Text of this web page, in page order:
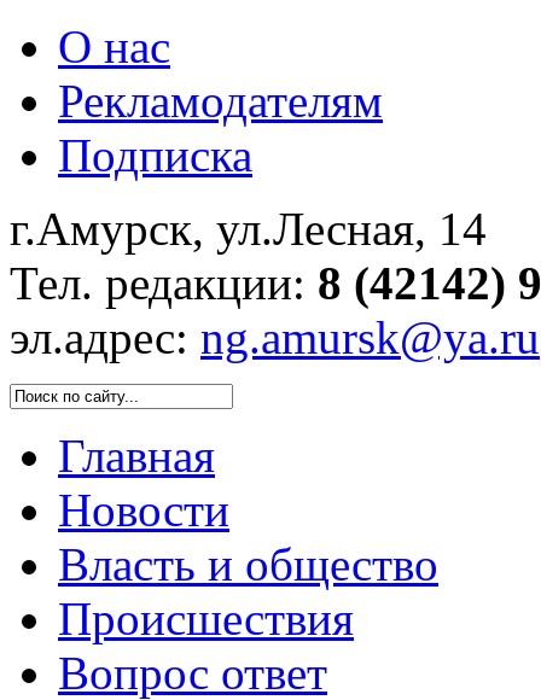
О нас
Рекламодателям
Подписка
г.Амурск, ул.Лесная, 14
Тел. редакции: 8 (42142)
эл.адрес: ng.amursk@ya.ru
Главная
Новости
Власть и общество
Происшествия
Вопрос ответ